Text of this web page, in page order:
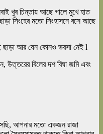
খুব চিন্তায় আছে গালে মুখে হাত
সিংহের মতো সিংহাসনে বসে আছে
আর যেন কোনও ভরসা নেই l
উত্তরের বিলের দশ বিঘা জমি এবং
আপনার মতো একজন রাজা